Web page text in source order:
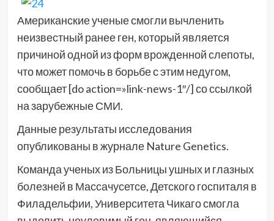
Американские ученые смогли вычленить
неизвестный ранее ген, который является
причиной одной из форм врожденной слепоты,
что может помочь в борьбе с этим недугом,
сообщает [do action=»link-news-1″/] со ссылкой
на зарубежные СМИ.
Данные результаты исследования
опубликованы в журнале Nature Genetics.
Команда ученых из Больницы ушных и глазных
болезней в Массачусетсе, Детского госпиталя в
Филадельфии, Университета Чикаго смогла